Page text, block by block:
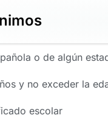
o de algún
y no exceder la
escolar